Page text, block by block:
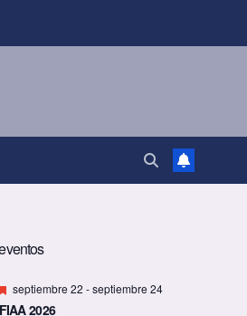
D
e
septiembre 22 -septiembre 24
FIAA 2026